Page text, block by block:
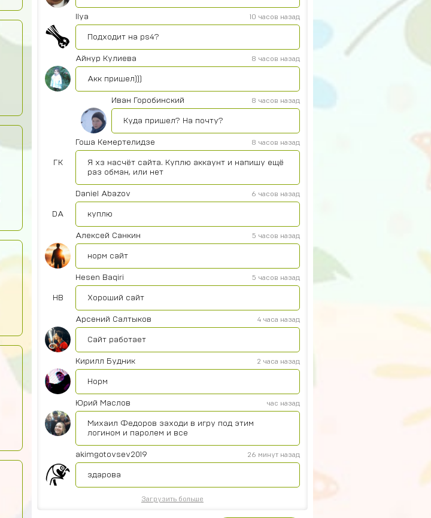
Ilya 10 часов назад
Подходит на ps4?
Айнур Кулиева 8 часов назад
Акк пришел)))
Иван Горобинский 8 часов назад
Куда пришел? На почту?
ГК
Гоша Кемертелидзе 8 часов назад
Я хз насчёт сайта. Куплю аккаунт и напишу ещё
раз обман, или нет
DA
Daniel Abazov 6 часов назад
куплю
Алексей Санкин 5 часов назад
норм сайт
HB
Hesen Baqiri 5 часов назад
Хороший сайт
Арсений Салтыков 4 часа назад
Сайт работает
Кирилл Будник 2 часа назад
Норм
Юрий Маслов час назад
Михаил Федоров заходи в игру под этим
логином и паролем и все
akimgotovsev2019 26 минут назад
здарова
Загрузить больше